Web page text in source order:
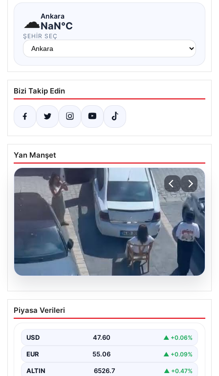
☁Ankara
NaN°C
ŞEHIR SEÇ
Bizi Takip Edin
Yan Manşet
05.08.2026
Yalova’da Şaşırtan Engelleme: Kafe
Önüne Park Etmek İsteyen Sürücüye
Yalova'da yaşanan sıra dışı bir olay, gündeme damgasını
Piyasa Verileri
USD 47.60 ▲ +0.06%
EUR 55.06 ▲ +0.09%
ALTIN 6526.7 ▲ +0.47%